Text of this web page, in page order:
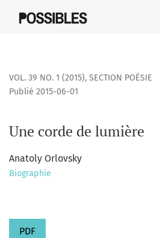
VOL. 39 NO. 1 (2015), SECTION POÉSIE
Une corde de lumière
Publié 2015-06-01
Anatoly Orlovsky
Biographie
PDF